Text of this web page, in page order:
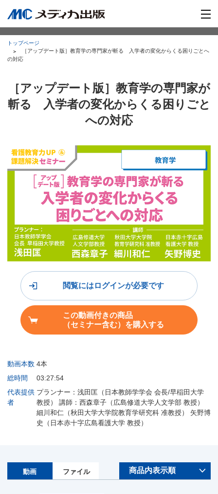
トップページ
［アップデート版］教育学の専門家が斬る 入学者の変化からくる困りごとへ
の対応
［アップデート版］教育学の専門家が
斬る 入学者の変化からくる困りごと
への対応
動画本数 4本
総時間
03:27:54
代表提供
者
プランナー：浅田匡（日本教師学学会 会長/早稲田大学
教授） 講師：西森章子（広島修道大学人文学部 教授）
細川和仁（秋田大学大学院教育学研究科 准教授） 矢野博
史（日本赤十字広島看護大学 教授）
閲覧にはログインが必要です
この動画付きの商品
（セミナー含む）を購入する
動画 ファイル